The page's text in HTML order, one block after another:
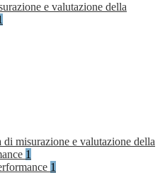
e valutazione della
di misurazione e valutazione della
1
1